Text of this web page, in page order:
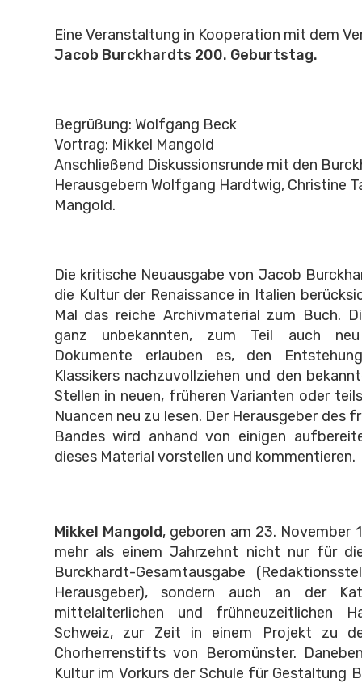
Eine Veranstaltung in Kooperation mit dem
Jacob Burckhardts 200. Geburtstag.
Begrüßung: Wolfgang Beck
Vortrag: Mikkel Mangold
Anschließend Diskussionsrunde mit den
Herausgebern Wolfgang Hardtwig, Christine
Mangold.
Die kritische Neuausgabe von Jacob
die Kultur der Renaissance in Italien
Mal das reiche Archivmaterial zum Buch.
ganz unbekannten, zum Teil auch neu
Dokumente erlauben es, den
Klassikers nachzuvollziehen und den
Stellen in neuen, früheren Varianten oder
Nuancen neu zu lesen. Der Herausgeber des
Bandes wird anhand von einigen
dieses Material vorstellen und kommentieren.
Mikkel Mangold, geboren am 23. November
mehr als einem Jahrzehnt nicht nur für
Burckhardt-Gesamtausgabe
Herausgeber), sondern auch an der
mittelalterlichen und frühneuzeitlichen
Schweiz, zur Zeit in einem Projekt zu
Chorherrenstifts von Beromünster.
Kultur im Vorkurs der Schule für Gestaltung